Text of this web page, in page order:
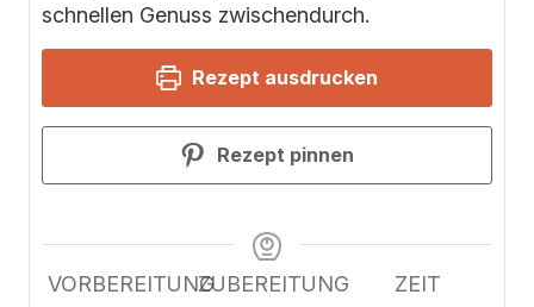
schnellen Genuss zwischendurch.
Rezept ausdrucken
Rezept pinnen
VORBEREITUNGZUBEREITUNG
ZEIT